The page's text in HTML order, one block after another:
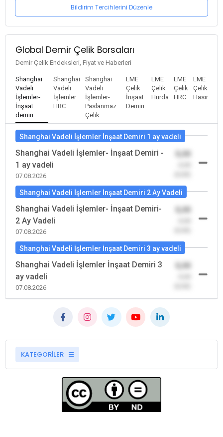
Bildirim Tercihlerini Düzenle
Global Demir Çelik Borsaları
Demir Çelik Endeksleri, Fiyat ve Haberleri
Shanghai
Vadeli
İşlemler-
İnşaat
demiri
Shanghai
Vadeli
İşlemler
HRC
Shanghai
Vadeli
İşlemler-
Paslanmaz
Çelik
LME
Çelik
İnşaat
Demiri
LME
Çelik
Hurda
LME
Çelik
HRC
LME
Çelik
Hasır
Shanghai Vadeli İşlemler İnşaat Demiri 1 ay vadeli
Shanghai Vadeli İşlemler- İnşaat Demiri -
1 ay vadeli
07.08.2026
Shanghai Vadeli İşlemler İnşaat Demiri 2 Ay Vadeli
Shanghai Vadeli İşlemler- İnşaat Demiri-
2 Ay Vadeli
07.08.2026
Shanghai Vadeli İşlemler İnşaat Demiri 3 ay vadeli
Shanghai Vadeli İşlemler İnşaat Demiri 3
ay vadeli
07.08.2026
KATEGORİLER